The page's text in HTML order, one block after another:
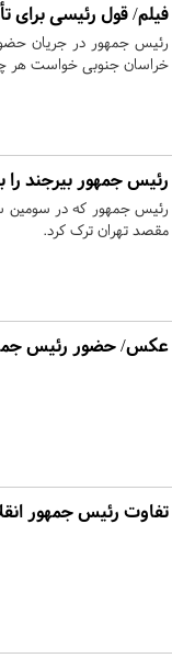
فیلم/ قول رئیسی برای
رئیس جمهور در جریان حضور
خراسان جنوبی خواست هر چه
رئیس جمهور بیرجند
رئیس جمهور که در سومین
مقصد تهران ترک کرد.
عکس/ حضور رئیس
تفاوت رئیس جمهور